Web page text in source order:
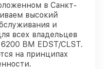
в Санкт-
высокий
и
всех владельцев
BM EDST/CLST.
на принципах